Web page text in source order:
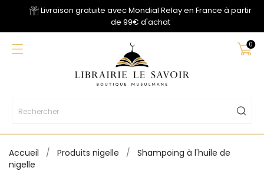
Livraison gratuite avec Mondial Relay en France à partir
de 99€ d'achat
0
Accueil Produits nigelle
Shampoing à l'huile de
nigelle